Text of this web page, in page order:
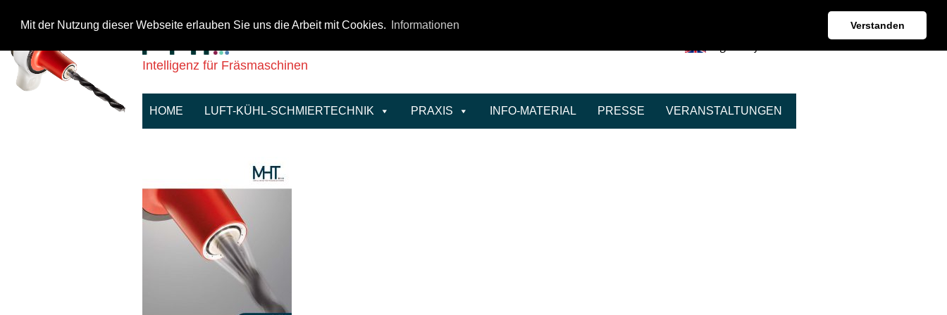
Mit der Nutzung dieser Webseite erlauben Sie uns die Arbeit mit Cookies. Informationen Verstanden
Intelligenz für Fräsmaschinen
HOME LUFT-KÜHL-SCHMIERTECHNIK PRAXIS INFO-MATERIAL PRESSE VERANSTALTUNGEN